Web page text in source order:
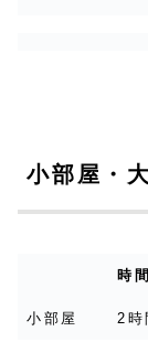
小部屋・
時間
小部屋 2時